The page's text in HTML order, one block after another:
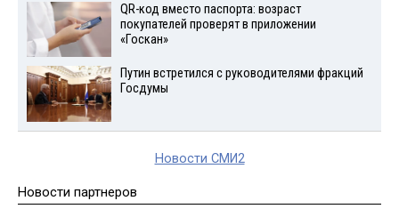
QR-код вместо паспорта: возраст
покупателей проверят в приложении
«Госкан»
Путин встретился с руководителями фракций
Госдумы
Новости СМИ2
Новости партнеров